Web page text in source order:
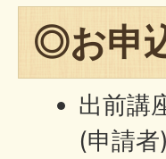
◎お申
出前講
(申請